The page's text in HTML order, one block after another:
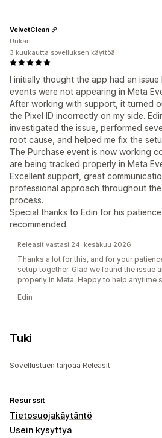
I initially thought the app had an
events were not appearing in Meta
After working with support, it turned
the Pixel ID incorrectly on my side.
investigated the issue, performed
root cause, and helped me fix the
The Purchase event is now working
are being tracked properly in Meta
Excellent support, great
professional approach throughout
process.
Special thanks to Edin for his
recommended.
VelvetClean
Unkari
3 kuukautta sovelluksen käyttöä
Releasit vastasi 24. kesäkuu 2026
Thanks a lot for this, and for your
setup together. Glad we found the issue
properly in Meta. Happy to help anytime
Edin
Tuki
Sovellustuen tarjoaa Releasit.
Resurssit
Tietosuojakäytäntö
Usein kysyttyä